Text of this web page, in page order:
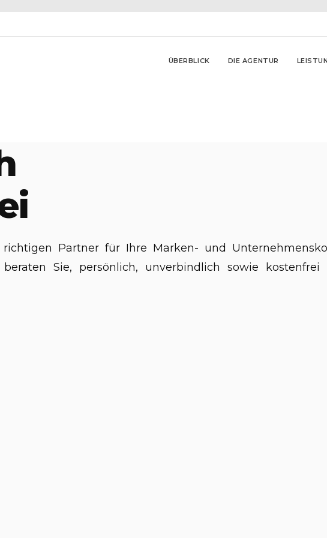
ÜBERBLICK DIE AGENTUR
Partner für Ihre Marken- und
Sie, persönlich, unverbindlich sowie